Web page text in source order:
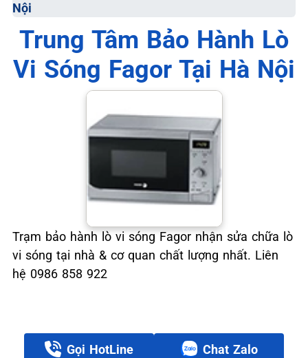
Nội
Trung Tâm Bảo Hành Lò
Vi Sóng Fagor Tại Hà Nội
Trạm bảo hành lò vi sóng Fagor nhận sửa chữa lò
vi sóng tại nhà & cơ quan chất lượng nhất. Liên
hệ 0986 858 922
Gọi HotLine Chat Zalo